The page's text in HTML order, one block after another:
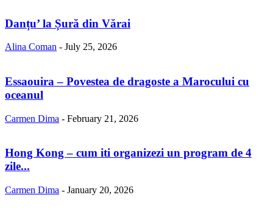
Danțu’ la Șură din Vărai
Alina Coman - July 25, 2026
Essaouira – Povestea de dragoste a Marocului cu
oceanul
Carmen Dima - February 21, 2026
Hong Kong – cum iti organizezi un program de 4
zile...
Carmen Dima - January 20, 2026